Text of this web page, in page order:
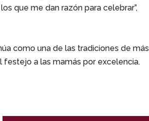
que me dan razón para celebrar”,
como una de las tradiciones de más
festejo a las mamás por excelencia.